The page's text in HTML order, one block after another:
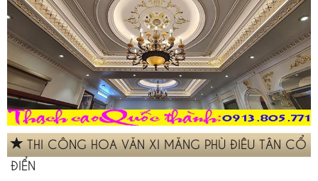
THI CÔNG HOA VĂN XI MĂNG PHÙ ĐIÊU TÂN CỔ
ĐIỂN